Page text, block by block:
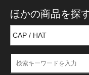
ほかの商品を探